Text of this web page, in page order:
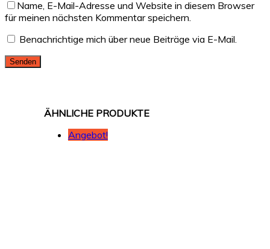
Name, E-Mail-Adresse und Website in diesem Browser
für meinen nächsten Kommentar speichern.
Benachrichtige mich über neue Beiträge via E-Mail.
Angebot!